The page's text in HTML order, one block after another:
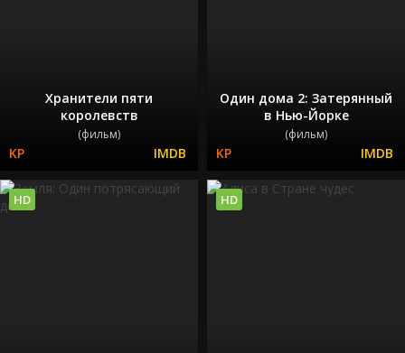
Хранители пяти
королевств
(фильм)
Один дома 2: Затерянный
в Нью-Йорке
(фильм)
HD HD